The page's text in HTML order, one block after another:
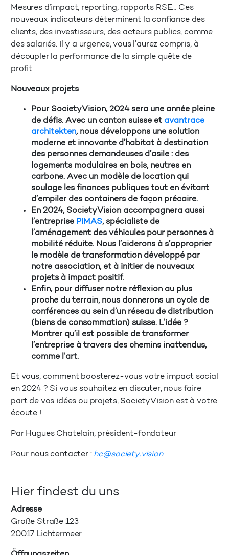
Mesures d’impact, reporting, rapports RSE… Ces
nouveaux indicateurs déterminent la confiance des
clients, des investisseurs, des acteurs publics, comme
des salariés. Il y a urgence, vous l’aurez compris, à
découpler la performance de la simple quête de
profit.
Nouveaux projets
Pour SocietyVision, 2024 sera une année pleine
de défis. Avec un canton suisse et avantrace
architekten,nous développons une solution
moderne et innovante d’habitat à destination
des personnes demandeuses d’asile : des
logements modulaires en bois, neutres en
carbone. Avec un modèle de location qui
soulage les finances publiques tout en évitant
d’empiler des containers de façon précaire.
En 2024, SocietyVision accompagnera aussi
l’entreprise PIMAS, spécialiste de
l’aménagement des véhicules pour personnes à
mobilité réduite. Nous l’aiderons à s’approprier
le modèle de transformation développé par
notre association, et à initier de nouveaux
projets à impact positif.
Enfin, pour diffuser notre réflexion au plus
proche du terrain, nous donnerons un cycle de
conférences au sein d’un réseau de distribution
(biens de consommation) suisse. L’idée ?
Montrer qu’il est possible de transformer
l’entreprise à travers des chemins inattendus,
comme l’art.
Et vous, comment boosterez-vous votre impact social
en 2024 ? Si vous souhaitez en discuter, nous faire
part de vos idées ou projets, SocietyVision est à votre
écoute !
Par Hugues Chatelain, président-fondateur
Pour nous contacter : hc@society.vision
Hier findest du uns
Adresse
Große Straße 123
20017 Lichtermeer